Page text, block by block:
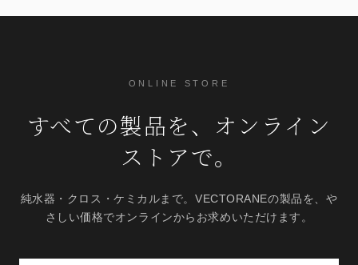
ONLINE STORE
すべての製品を、オンライン
ストアで。
純水器・クロス・ケミカルまで。VECTORANEの製品を、や
さしい価格でオンラインからお求めいただけます。